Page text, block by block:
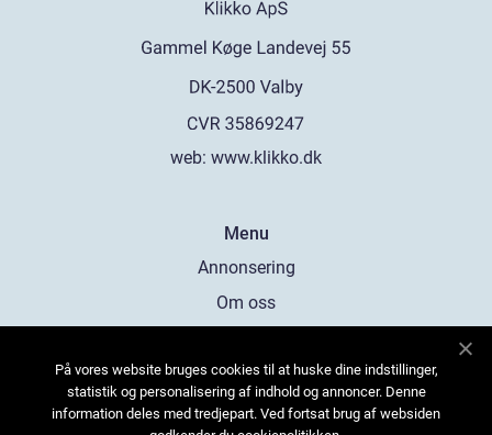
web: www.klikko.dk
Menu
Annonsering
Om oss
Kontakta oss
Sitemap
På vores website bruges cookies til at huske dine indstillinger,
statistik og personalisering af indhold og annoncer. Denne
information deles med tredjepart. Ved fortsat brug af websiden